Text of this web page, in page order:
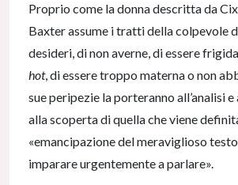
Proprio come la donna descritta da
Baxter assume i tratti della colpevole
desideri, di non averne, di essere
hot, di essere troppo materna o non
sue peripezie la porteranno all’analisi e
alla scoperta di quella che viene
«emancipazione del meraviglioso
imparare urgentemente a parlare».